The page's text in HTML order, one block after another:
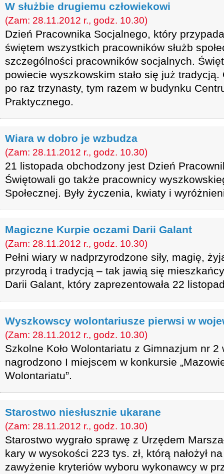
W służbie drugiemu człowiekowi
(Zam: 28.11.2012 r., godz. 10.30)
Dzień Pracownika Socjalnego, który
świętem wszystkich pracowników służb
szczególności pracowników socjalnych.
powiecie wyszkowskim stało się już tradycją.
po raz trzynasty, tym razem w budynku
Praktycznego.
Wiara w dobro je wzbudza
(Zam: 28.11.2012 r., godz. 10.30)
21 listopada obchodzony jest Dzień
Świętowali go także pracownicy
Społecznej. Były życzenia, kwiaty i
Magiczne Kurpie oczami Darii Galant
(Zam: 28.11.2012 r., godz. 10.30)
Pełni wiary w nadprzyrodzone siły, magię,
przyrodą i tradycją – tak jawią się
Darii Galant, który zaprezentowała 22
Wyszkowscy wolontariusze pierwsi w
(Zam: 28.11.2012 r., godz. 10.30)
Szkolne Koło Wolontariatu z Gimnazjum nr 2
nagrodzono I miejscem w konkursie
Wolontariatu”.
Starostwo niesłusznie ukarane
(Zam: 28.11.2012 r., godz. 10.30)
Starostwo wygrało sprawę z Urzędem
kary w wysokości 223 tys. zł, którą nałożył
zawyżenie kryteriów wyboru wykonawcy w